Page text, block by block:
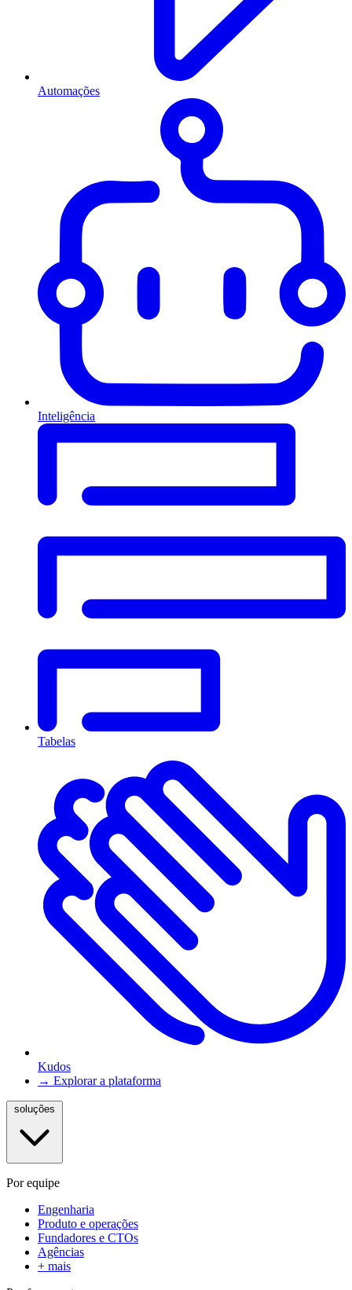
Automações
Inteligência
Tabelas
Kudos
→ Explorar a plataforma
Por equipe
Engenharia
Produto e operações
Fundadores e CTOs
Agências
+ mais